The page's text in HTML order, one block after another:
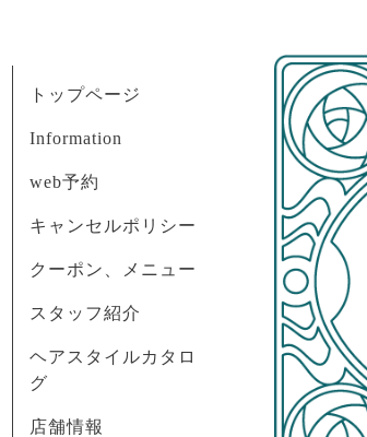
トップページ
Information
web予約
キャンセルポリシー
クーポン、メニュー
スタッフ紹介
ヘアスタイルカタロ
グ
店舗情報